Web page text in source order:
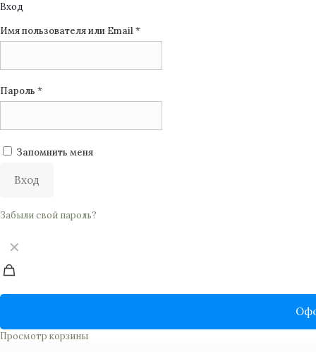
Вход
Имя пользователя или Email*
Пароль *
Запомнить меня
Вход
Забыли свой пароль?
✕
Просмотр корзины